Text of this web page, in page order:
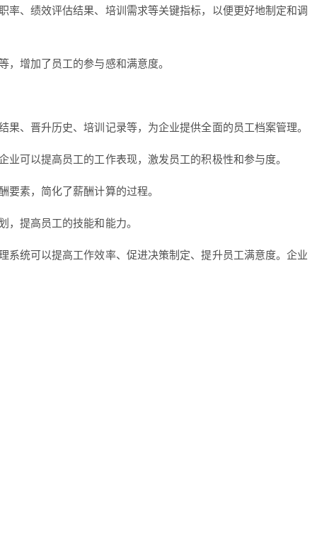
、绩效评估结果、培训需求等关键指标，以便更好地制定和调
增加了员工的参与感和满意度。
、晋升历史、培训记录等，为企业提供全面的员工档案管理。
可以提高员工的工作表现，激发员工的积极性和参与度。
素，简化了薪酬计算的过程。
提高员工的技能和能力。
统可以提高工作效率、促进决策制定、提升员工满意度。企业